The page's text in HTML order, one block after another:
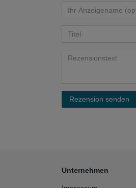
Rezension senden
Unternehmen